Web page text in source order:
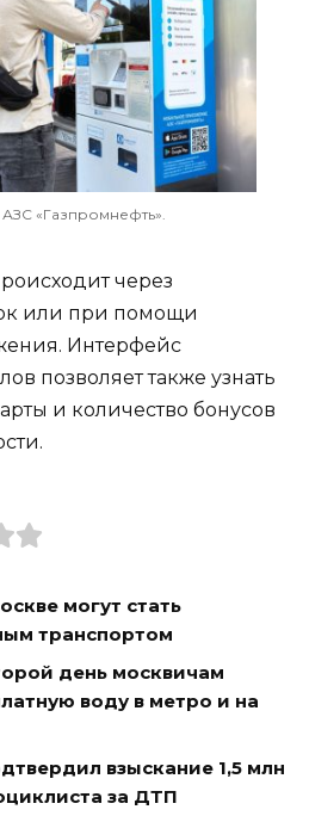
«Газпромнефть».
через
или при помощи
Интерфейс
позволяет также узнать
и количество бонусов
могут стать
транспортом
день москвичам
воду в метро и на
взыскание 1,5 млн
за ДТП